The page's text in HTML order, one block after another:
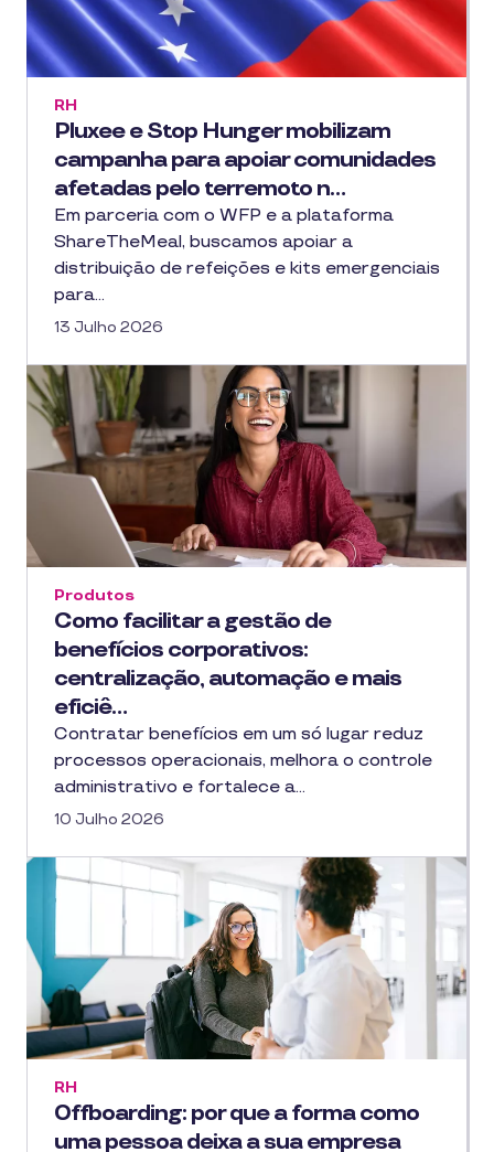
Pluxee e Stop Hunger mobilizam
campanha para apoiar comunidades
afetadas pelo terremoto n…
RH
Em parceria com o WFP e a plataforma
ShareTheMeal, buscamos apoiar a
distribuição de refeições e kits emergenciais
para…
13 Julho 2026
Como facilitar a gestão de
benefícios corporativos:
centralização, automação e mais
eficiê…
Produtos
Contratar benefícios em um só lugar reduz
processos operacionais, melhora o controle
administrativo e fortalece a…
10 Julho 2026
Offboarding: por que a forma como
uma pessoa deixa a sua empresa
RH